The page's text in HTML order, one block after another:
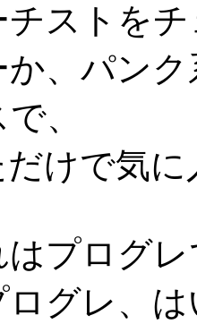
チストを
、パン
、
だけで気
プログ
グレ、